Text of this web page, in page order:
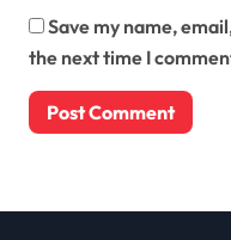
Save my name,
the next time I